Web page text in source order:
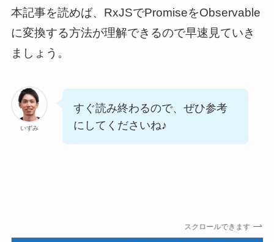
本記事を読めば、RxJSでPromiseをObservable
に変換する方法が理解できるので早速見ていき
ましょう。
いずみ
すぐ読み終わるので、ぜひ参考
にしてくださいね♪
スクロールできます